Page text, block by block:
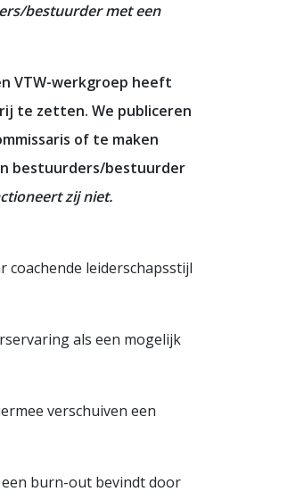
bestuurder met een
VTW-werkgroep heeft
te zetten. We publiceren
of te maken
bestuurders/bestuurder
zij niet.
coachende leiderschapsstijl
als een mogelijk
verschuiven een
burn-out bevindt door